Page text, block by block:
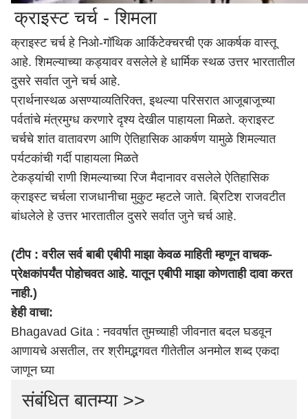
क्राइस्ट चर्च - शिमला
क्राइस्ट चर्च हे निओ-गॉथिक आर्किटेक्चरची एक आकर्षक वास्तू
आहे. शिमल्याच्या कड्यावर वसलेले हे धार्मिक स्थळ उत्तर भारतातील
दुसरे सर्वात जुने चर्च आहे.
प्रार्थनास्थळ असण्याव्यतिरिक्त, इथल्या परिसरात आजूबाजूच्या
पर्वतांचे मंत्रमुग्ध करणारे दृश्य देखील पाहायला मिळते. क्राइस्ट
चर्चचे शांत वातावरण आणि ऐतिहासिक आकर्षण यामुळे शिमल्यात
पर्यटकांची गर्दी पाहायला मिळते
टेकड्यांची राणी शिमल्याच्या रिज मैदानावर वसलेले ऐतिहासिक
क्राइस्ट चर्चला राजधानीचा मुकुट म्हटले जाते. ब्रिटिश राजवटीत
बांधलेले हे उत्तर भारतातील दुसरे सर्वात जुने चर्च आहे.
(टीप : वरील सर्व बाबी एबीपी माझा केवळ माहिती म्हणून वाचक-
प्रेक्षकांपर्यंत पोहोचवत आहे. यातून एबीपी माझा कोणताही दावा करत
नाही.)
हेही वाचा:
Bhagavad Gita : नववर्षात तुमच्याही जीवनात बदल घडवून
आणायचे असतील, तर श्रीमद्भगवत गीतेतील अनमोल शब्द एकदा
जाणून घ्या
संबंधित बातम्या >>